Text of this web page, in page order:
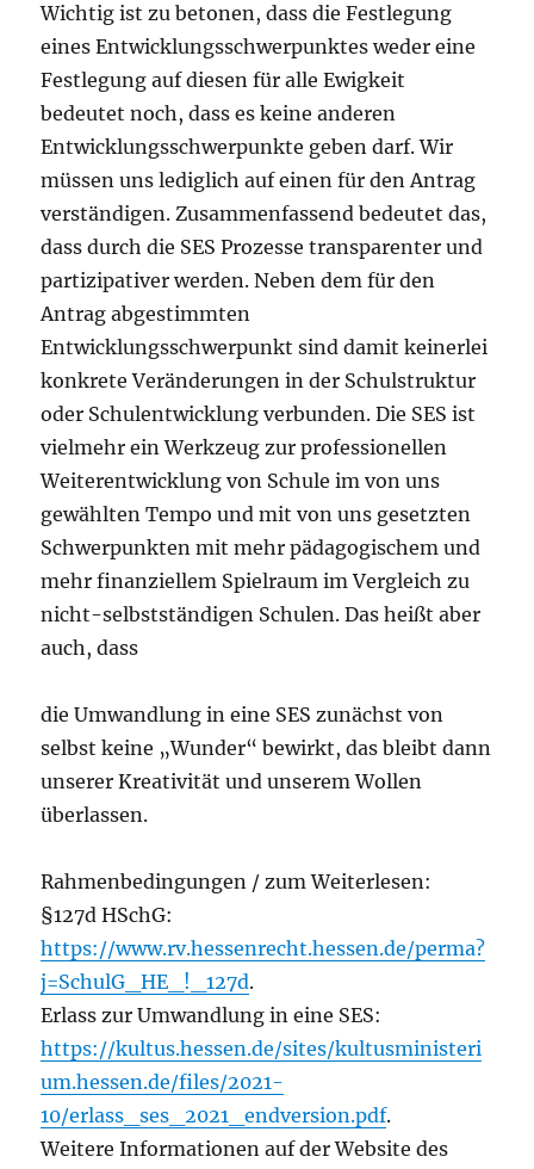
Wichtig ist zu betonen, dass die Festlegung
eines Entwicklungsschwerpunktes weder eine
Festlegung auf diesen für alle Ewigkeit
bedeutet noch, dass es keine anderen
Entwicklungsschwerpunkte geben darf. Wir
müssen uns lediglich auf einen für den Antrag
verständigen. Zusammenfassend bedeutet das,
dass durch die SES Prozesse transparenter und
partizipativer werden. Neben dem für den
Antrag abgestimmten
Entwicklungsschwerpunkt sind damit keinerlei
konkrete Veränderungen in der Schulstruktur
oder Schulentwicklung verbunden. Die SES ist
vielmehr ein Werkzeug zur professionellen
Weiterentwicklung von Schule im von uns
gewählten Tempo und mit von uns gesetzten
Schwerpunkten mit mehr pädagogischem und
mehr finanziellem Spielraum im Vergleich zu
nicht-selbstständigen Schulen. Das heißt aber
auch, dass
die Umwandlung in eine SES zunächst von
selbst keine „Wunder“ bewirkt, das bleibt dann
unserer Kreativität und unserem Wollen
überlassen.
Rahmenbedingungen / zum Weiterlesen:
§127d HSchG:
https://www.rv.hessenrecht.hessen.de/perma?
j=SchulG_HE_!_127d.
Erlass zur Umwandlung in eine SES:
https://kultus.hessen.de/sites/kultusministeri
um.hessen.de/files/2021-
10/erlass_ses_2021_endversion.pdf.
Weitere Informationen auf der Website des